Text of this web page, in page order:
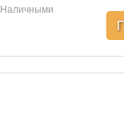
Наличными